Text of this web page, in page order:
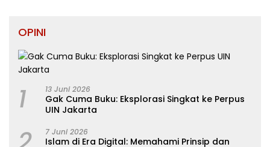
OPINI
1 13 Juni 2026
Gak Cuma Buku: Eksplorasi Singkat ke Perpus
UIN Jakarta
7 Juni 2026
Islam di Era Digital: Memahami Prinsip dan